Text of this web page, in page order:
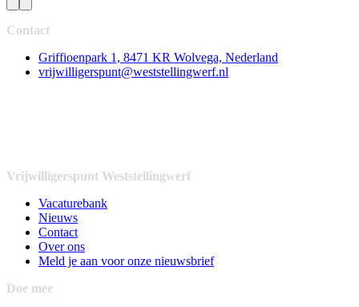
Contact
Griffioenpark 1, 8471 KR Wolvega, Nederland
vrijwilligerspunt@weststellingwerf.nl
Vrijwilligerspunt Weststellingwerf
Vacaturebank
Nieuws
Contact
Over ons
Meld je aan voor onze nieuwsbrief
Doe mee